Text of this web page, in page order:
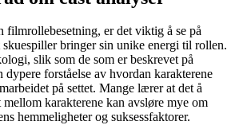
filmrollebesetning, er det viktig å se på
bringer sin unike energi til rollen.
slik som de som er beskrevet på
dypere forståelse av hvordan karakterene
på settet. Mange lærer at det å
mellom karakterene kan avsløre mye om
hemmeligheter og suksessfaktorer.